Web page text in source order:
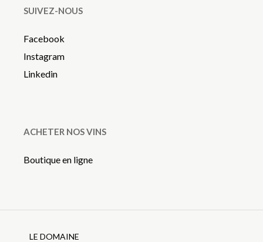
SUIVEZ-NOUS
Facebook
Instagram
Linkedin
ACHETER NOS VINS
Boutique en ligne
LE DOMAINE